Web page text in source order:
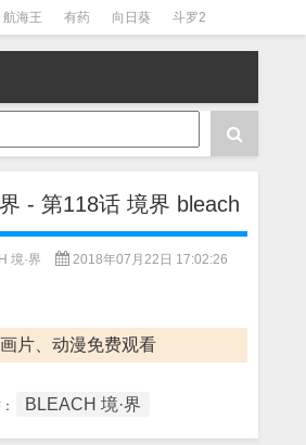
航海王 有药 向日葵 斗罗2
人 柯南 阴阳师 节目清单
- 第118话 境界 bleach
境·界
2018年07月22日 17:02:26
片、动漫免费观看
BLEACH 境·界